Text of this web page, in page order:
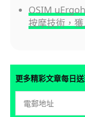
OSIM
按摩技術，
更多精彩文章每日